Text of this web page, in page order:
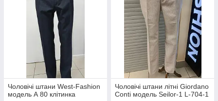
Чоловічі штани West-Fashion
модель А 80 клітинка
Чоловічі штани літні Giordano
Conti модель Seilor-1 L-704-1